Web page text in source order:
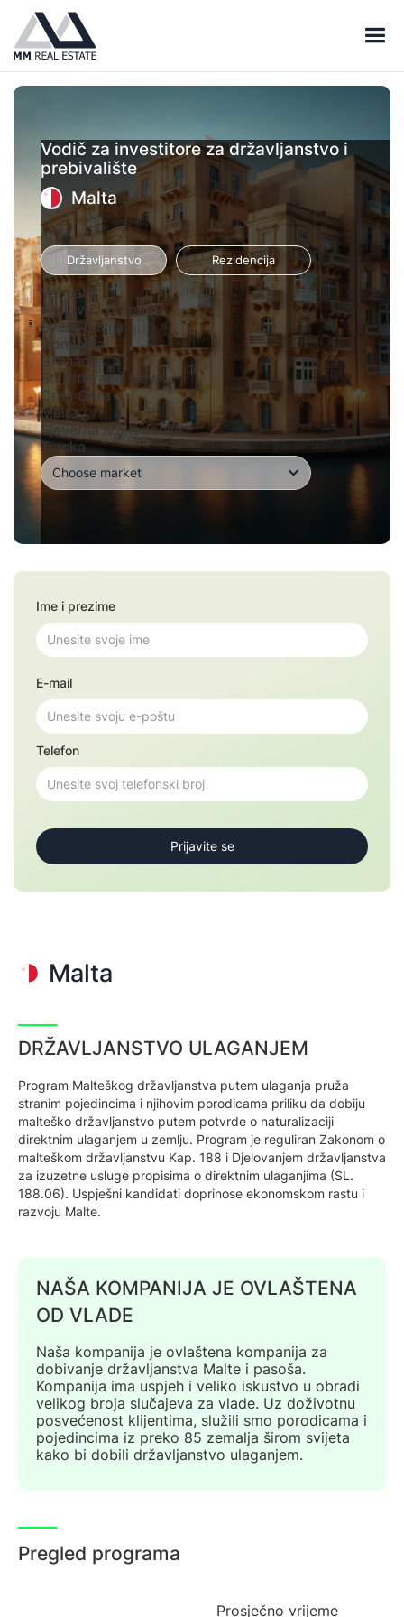
Vodič za investitore za državljanstvo i
prebivalište
Malta
Državljanstvo Rezidencija
Vanuatu
Antigva i Barbuda
Sveta Lucija
Dominika
Grenada
St. Kitts and Nevis
Crna Gora
Malta
Sjeverna Makedonija
Turska
Ime i prezime
E-mail
Telefon
Malta
DRŽAVLJANSTVO ULAGANJEM
Program Malteškog državljanstva putem ulaganja pruža
stranim pojedincima i njihovim porodicama priliku da dobiju
malteško državljanstvo putem potvrde o naturalizaciji
direktnim ulaganjem u zemlju. Program je reguliran Zakonom o
malteškom državljanstvu Kap. 188 i Djelovanjem državljanstva
za izuzetne usluge propisima o direktnim ulaganjima (SL.
188.06). Uspješni kandidati doprinose ekonomskom rastu i
razvoju Malte.
NAŠA KOMPANIJA JE OVLAŠTENA
OD VLADE
Naša kompanija je ovlaštena kompanija za
dobivanje državljanstva Malte i pasoša.
Kompanija ima uspjeh i veliko iskustvo u obradi
velikog broja slučajeva za vlade. Uz doživotnu
posvećenost klijentima, služili smo porodicama i
pojedincima iz preko 85 zemalja širom svijeta
kako bi dobili državljanstvo ulaganjem.
Pregled programa
Prosječno vrijeme